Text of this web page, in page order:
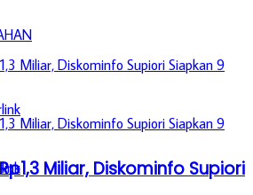
Miliar, Diskominfo Supiori